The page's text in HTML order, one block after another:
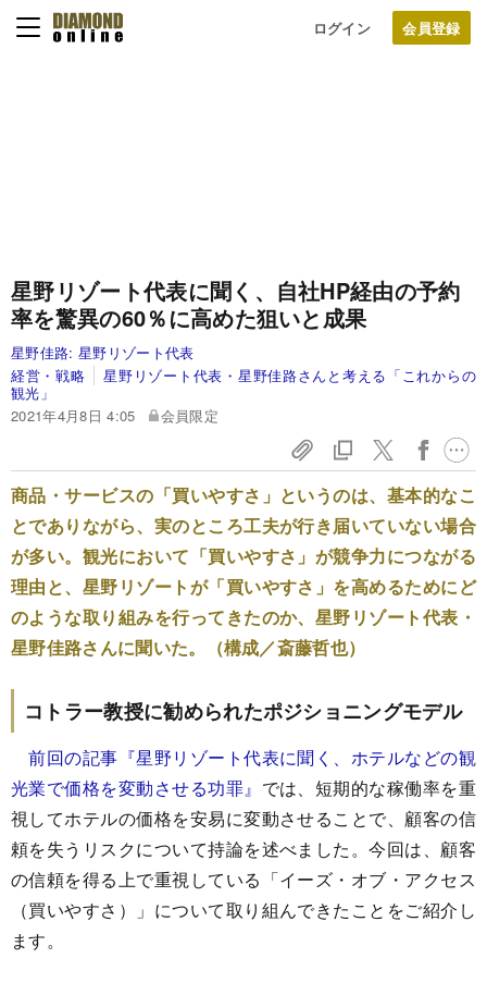
ログイン
星野リゾート代表に聞く、自社HP経由の予約
率を驚異の60％に高めた狙いと成果
星野佳路: 星野リゾート代表
経営・戦略
星野リゾート代表・星野佳路さんと考える「これからの
観光」
2021年4月8日 4:05
会員限定
商品・サービスの「買いやすさ」というのは、基本的なこ
とでありながら、実のところ工夫が行き届いていない場合
が多い。観光において「買いやすさ」が競争力につながる
理由と、星野リゾートが「買いやすさ」を高めるためにど
のような取り組みを行ってきたのか、星野リゾート代表・
星野佳路さんに聞いた。（構成／斎藤哲也）
コトラー教授に勧められたポジショニングモデル
前回の記事『星野リゾート代表に聞く、ホテルなどの観
光業で価格を変動させる功罪』 では、短期的な稼働率を重
視してホテルの価格を安易に変動させることで、顧客の信
頼を失うリスクについて持論を述べました。今回は、顧客
の信頼を得る上で重視している「イーズ・オブ・アクセス
（買いやすさ）」について取り組んできたことをご紹介し
ます。